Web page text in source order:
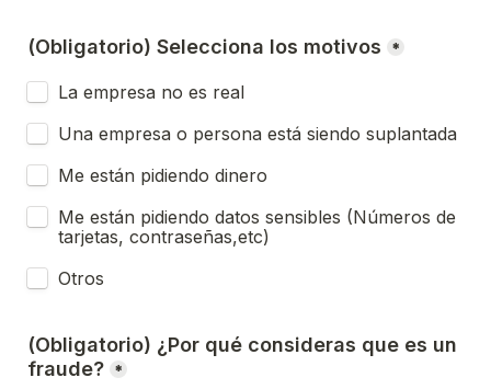
(Obligatorio) Selecciona los motivos *
La empresa no es real
Una empresa o persona está siendo suplantada
Me están pidiendo dinero
Me están pidiendo datos sensibles (Números de
tarjetas, contraseñas,etc)
Otros
(Obligatorio) ¿Por qué consideras que es un
fraude? *